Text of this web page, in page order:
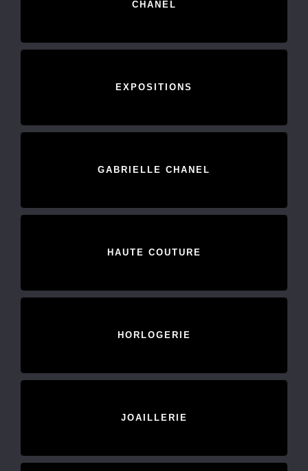
CHANEL
EXPOSITIONS
GABRIELLE CHANEL
HAUTE COUTURE
HORLOGERIE
JOAILLERIE